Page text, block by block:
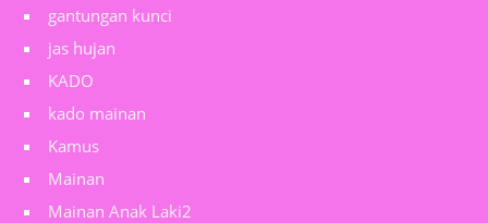
gantungan kunci
jas hujan
KADO
kado mainan
Kamus
Mainan
Mainan Anak Laki2